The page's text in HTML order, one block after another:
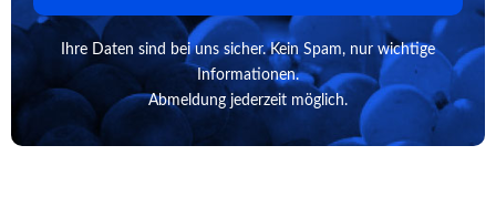
Ihre Daten sind bei uns sicher. Kein Spam, nur wichtige
Informationen.
Abmeldung jederzeit möglich.